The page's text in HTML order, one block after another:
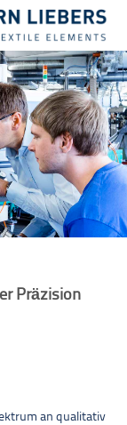
Präzision
an qualitativ